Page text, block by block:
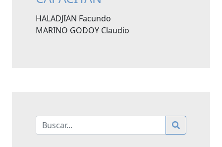
HALADJIAN Facundo
MARINO GODOY Claudio